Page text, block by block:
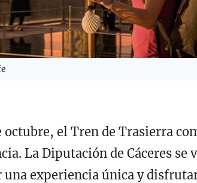
octubre, el Tren de Trasierra
La Diputación de Cáceres se
una experiencia única y